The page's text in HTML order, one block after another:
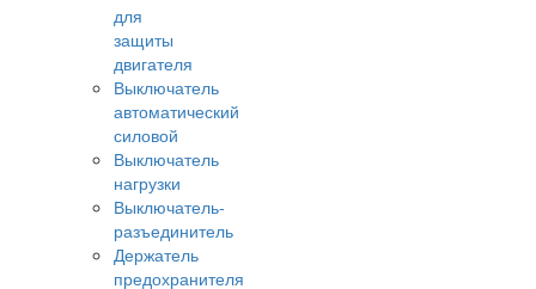
для
защиты
двигателя
Выключатель
автоматический
силовой
Выключатель
нагрузки
Выключатель-
разъединитель
Держатель
предохранителя